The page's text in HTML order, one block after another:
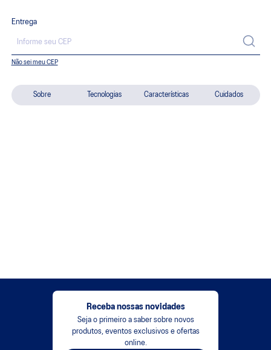
Sobre Tecnologias Características Cuidados
Entrega
Não sei meu CEP
Receba nossas novidades
Seja o primeiro a saber sobre novos
produtos, eventos exclusivos e ofertas
online.